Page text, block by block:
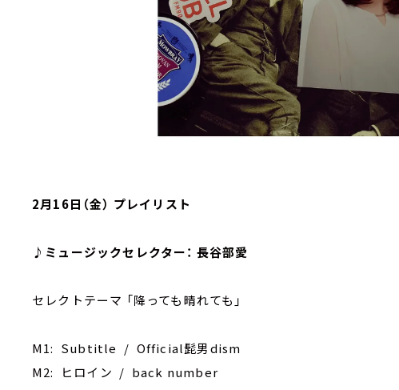
2月16日（金） プレイリスト
♪ミュージックセレクター： 長谷部愛
セレクトテーマ 「降っても晴れても」
M1: Subtitle / Official髭男dism
M2: ヒロイン / back number